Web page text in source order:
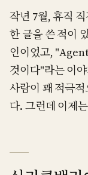
작년 7월, 휴직
한 글을 쓴 적이
인이었고,
것이다"라는 이
사람이 꽤 적극
다. 그런데 이제